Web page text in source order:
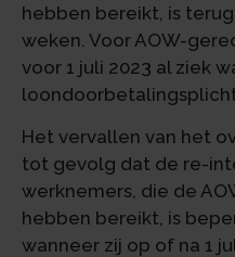
hebben bereikt, is
weken. Voor AOW-
voor 1 juli 2023 al ziek
loondoorbetalingsplicht
Het vervallen van het
tot gevolg dat de re-
werknemers, die de
hebben bereikt, is
wanneer zij op of na 1